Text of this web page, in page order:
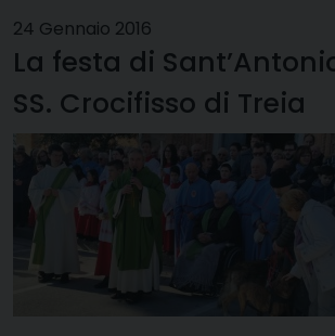
24 Gennaio 2016
La festa di
SS. Crocifisso di Treia